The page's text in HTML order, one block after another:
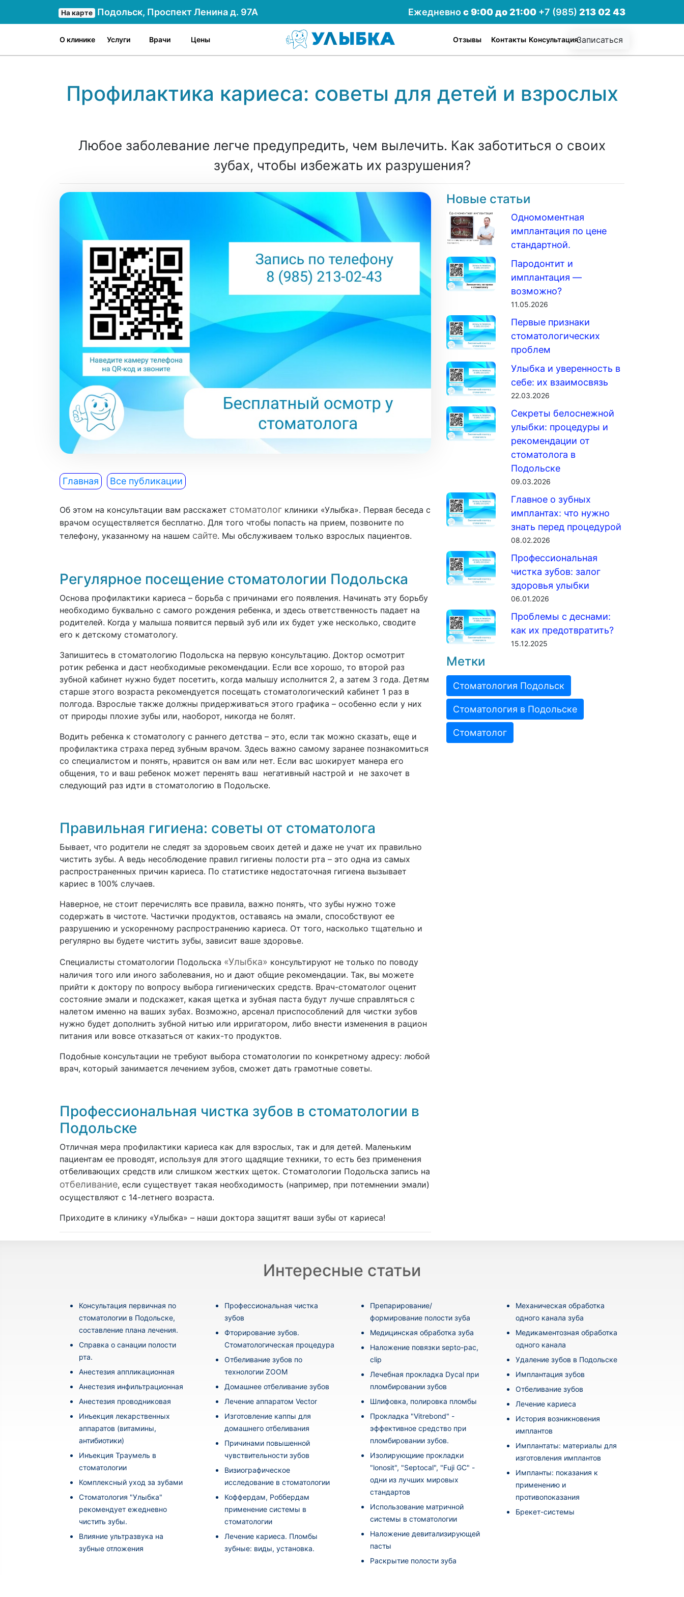
На карте Подольск, Проспект Ленина д. 97А Ежедневнос 9:00 до 21:00 +7 (985)213 02 43
О клинике Услуги Врачи Цены Записаться
Консультация
Контакты
Отзывы
Профилактика кариеса: советы для детей и взрослых
Любое заболевание легче предупредить, чем вылечить. Как заботиться о своих
зубах, чтобы избежать их разрушения?
Главная Все публикации
Об этом на консультации вам расскажет стоматолог клиники «Улыбка». Первая беседа с
врачом осуществляется бесплатно. Для того чтобы попасть на прием, позвоните по
телефону, указанному на нашем сайте. Мы обслуживаем только взрослых пациентов.
Регулярное посещение стоматологии Подольска
Основа профилактики кариеса – борьба с причинами его появления. Начинать эту борьбу
необходимо буквально с самого рождения ребенка, и здесь ответственность падает на
родителей. Когда у малыша появится первый зуб или их будет уже несколько, сводите
его к детскому стоматологу.
Запишитесь в стоматологию Подольска на первую консультацию. Доктор осмотрит
ротик ребенка и даст необходимые рекомендации. Если все хорошо, то второй раз
зубной кабинет нужно будет посетить, когда малышу исполнится 2, а затем 3 года. Детям
старше этого возраста рекомендуется посещать стоматологический кабинет 1 раз в
полгода. Взрослые также должны придерживаться этого графика – особенно если у них
от природы плохие зубы или, наоборот, никогда не болят.
Водить ребенка к стоматологу с раннего детства – это, если так можно сказать, еще и
профилактика страха перед зубным врачом. Здесь важно самому заранее познакомиться
со специалистом и понять, нравится он вам или нет. Если вас шокирует манера его
общения, то и ваш ребенок может перенять ваш негативный настрой и не захочет в
следующий раз идти в стоматологию в Подольске.
Правильная гигиена: советы от стоматолога
Бывает, что родители не следят за здоровьем своих детей и даже не учат их правильно
чистить зубы. А ведь несоблюдение правил гигиены полости рта – это одна из самых
распространенных причин кариеса. По статистике недостаточная гигиена вызывает
кариес в 100% случаев.
Наверное, не стоит перечислять все правила, важно понять, что зубы нужно тоже
содержать в чистоте. Частички продуктов, оставаясь на эмали, способствуют ее
разрушению и ускоренному распространению кариеса. От того, насколько тщательно и
регулярно вы будете чистить зубы, зависит ваше здоровье.
Специалисты стоматологии Подольска «Улыбка» консультируют не только по поводу
наличия того или иного заболевания, но и дают общие рекомендации. Так, вы можете
прийти к доктору по вопросу выбора гигиенических средств. Врач-стоматолог оценит
состояние эмали и подскажет, какая щетка и зубная паста будут лучше справляться с
налетом именно на ваших зубах. Возможно, арсенал приспособлений для чистки зубов
нужно будет дополнить зубной нитью или ирригатором, либо внести изменения в рацион
питания или вовсе отказаться от каких-то продуктов.
Подобные консультации не требуют выбора стоматологии по конкретному адресу: любой
врач, который занимается лечением зубов, сможет дать грамотные советы.
Профессиональная чистка зубов в стоматологии в
Подольске
Отличная мера профилактики кариеса как для взрослых, так и для детей. Маленьким
пациентам ее проводят, используя для этого щадящие техники, то есть без применения
отбеливающих средств или слишком жестких щеток. Стоматологии Подольска запись на
отбеливание, если существует такая необходимость (например, при потемнении эмали)
осуществляют с 14-летнего возраста.
Приходите в клинику «Улыбка» – наши доктора защитят ваши зубы от кариеса!
Новые статьи
Одномоментная
имплантация по цене
стандартной.
Пародонтит и
имплантация —
возможно?
11.05.2026
Первые признаки
стоматологических
проблем
Улыбка и уверенность в
себе: их взаимосвязь
22.03.2026
Секреты белоснежной
улыбки: процедуры и
рекомендации от
стоматолога в
Подольске
09.03.2026
Главное о зубных
имплантах: что нужно
знать перед процедурой
08.02.2026
Профессиональная
чистка зубов: залог
здоровья улыбки
06.01.2026
Проблемы с деснами:
как их предотвратить?
15.12.2025
Метки
Стоматология Подольск
Стоматология в Подольске
Стоматолог
Интересные статьи
Консультация первичная по
стоматологии в Подольске,
составление плана лечения.
Cправка о санации полости
рта.
Анестезия аппликационная
Анестезия инфильтрационная
Анестезия проводниковая
Инъекция лекарственных
аппаратов (витамины,
антибиотики)
Инъекция Траумель в
стоматологии
Комплексный уход за зубами
Стоматология "Улыбка"
рекомендует ежедневно
чистить зубы.
Влияние ультразвука на
зубные отложения
Профессиональная чистка
зубов
Фторирование зубов.
Стоматологическая процедура
Отбеливание зубов по
технологии ZOOM
Домашнее отбеливание зубов
Лечение аппаратом Vector
Изготовление каппы для
домашнего отбеливания
Причинами повышенной
чувствительности зубов
Визиографическое
исследование в стоматологии
Коффердам, Роббердам
применение системы в
стоматологии
Лечение кариеса. Пломбы
зубные: виды, установка.
Препарирование/
формирование полости зуба
Медицинская обработка зуба
Наложение повязки septo-pac,
clip
Лечебная прокладка Dycal при
пломбировании зубов
Шлифовка, полировка пломбы
Прокладка "Vitrebond" -
эффективное средство при
пломбировании зубов.
Изолирующиие прокладки
"lonosit", "Septocal", "Fuji GC" -
одни из лучших мировых
стандартов
Использование матричной
системы в стоматологии
Наложение девитализирующей
пасты
Раскрытие полости зуба
Механическая обработка
одного канала зуба
Медикаментозная обработка
одного канала
Удаление зубов в Подольске
Имплантация зубов
Отбеливание зубов
Лечение кариеса
История возникновения
имплантов
Имплантаты: материалы для
изготовления имплантов
Импланты: показания к
применению и
противопоказания
Брекет-системы